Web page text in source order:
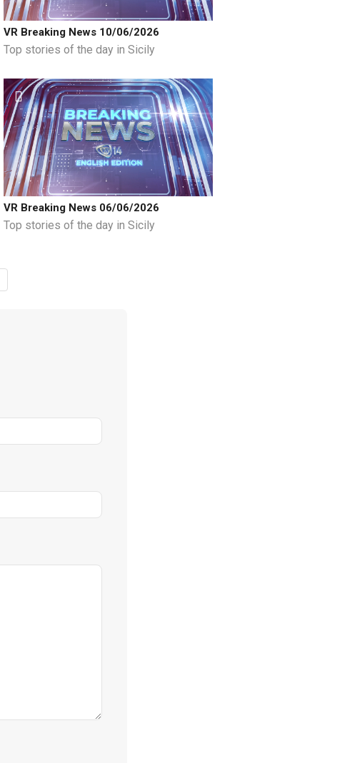
VR Breaking News 10/06/2026
Top stories of the day in Sicily
VR Breaking News 06/06/2026
Top stories of the day in Sicily